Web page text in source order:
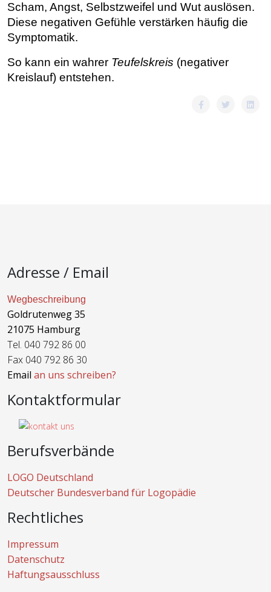
Scham, Angst, Selbstzweifel und Wut auslösen.
Diese negativen Gefühle verstärken häufig die
Symptomatik.
So kann ein wahrer Teufelskreis (negativer
Kreislauf) entstehen.
Adresse / Email
Wegbeschreibung
Goldrutenweg 35
21075 Hamburg
Tel. 040 792 86 00
Fax 040 792 86 30
Email an uns schreiben?
Kontaktformular
Berufsverbände
LOGO Deutschland
Deutscher Bundesverband für Logopädie
Rechtliches
Impressum
Datenschutz
Haftungsausschluss